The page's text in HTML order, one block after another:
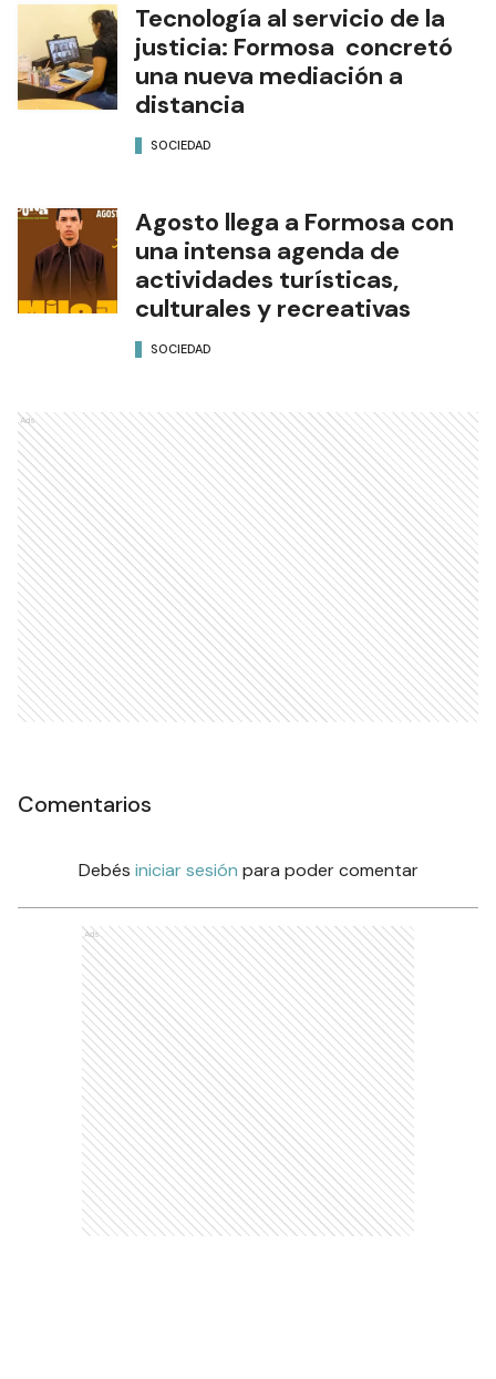
Tecnología al servicio de la
justicia: Formosa concretó
una nueva mediación a
distancia
SOCIEDAD
Agosto llega a Formosa con
una intensa agenda de
actividades turísticas,
culturales y recreativas
SOCIEDAD
Ads
Comentarios
Debés iniciar sesión para poder comentar
Ads